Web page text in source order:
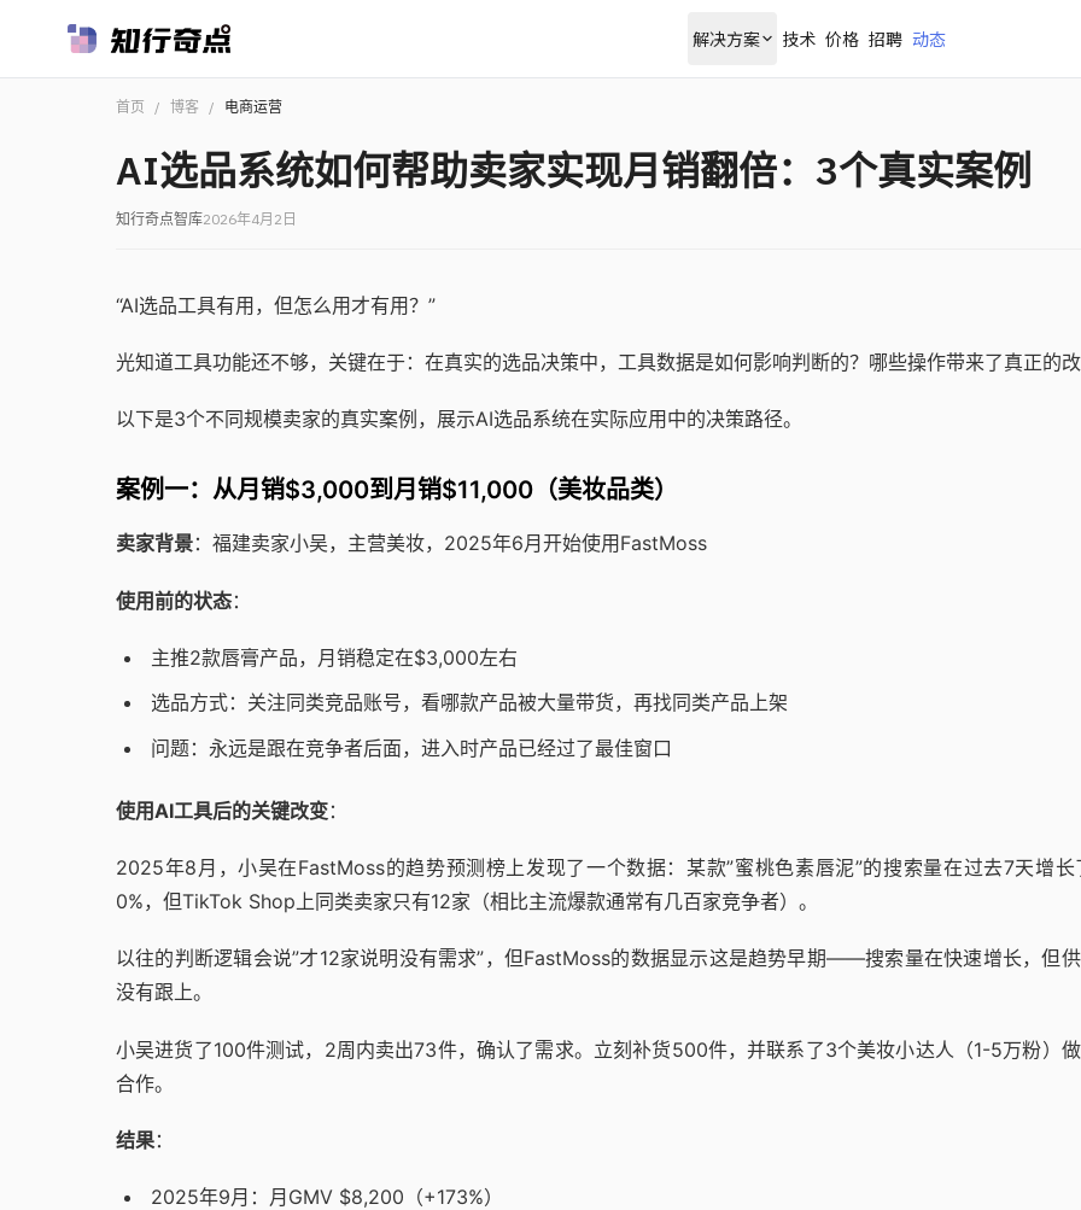
解决方案 技术 价格 招聘 动态
首页 / 博客 / 电商运营
AI选品系统如何帮助卖家实现月销翻倍：3个真实案例
知行奇点智库2026年4月2日
“AI选品工具有用，但怎么用才有用？”
光知道工具功能还不够，关键在于：在真实的选品决策中，工具数据是如何影响判断的？哪些操作带来了真正的
以下是3个不同规模卖家的真实案例，展示AI选品系统在实际应用中的决策路径。
案例一：从月销$3,000到月销$11,000（美妆品类）
卖家背景：福建卖家小吴，主营美妆，2025年6月开始使用FastMoss
使用前的状态：
主推2款唇膏产品，月销稳定在$3,000左右
选品方式：关注同类竞品账号，看哪款产品被大量带货，再找同类产品上架
问题：永远是跟在竞争者后面，进入时产品已经过了最佳窗口
使用AI工具后的关键改变：
2025年8月，小吴在FastMoss的趋势预测榜上发现了一个数据：某款”蜜桃色素唇泥”的搜索量在过去7天增
0%，但TikTok Shop上同类卖家只有12家（相比主流爆款通常有几百家竞争者）。
以往的判断逻辑会说”才12家说明没有需求”，但FastMoss的数据显示这是趋势早期——搜索量在快速增长，但
没有跟上。
小吴进货了100件测试，2周内卖出73件，确认了需求。立刻补货500件，并联系了3个美妆小达人（1-5万粉）
合作。
结果：
2025年9月：月GMV $8,200（+173%）